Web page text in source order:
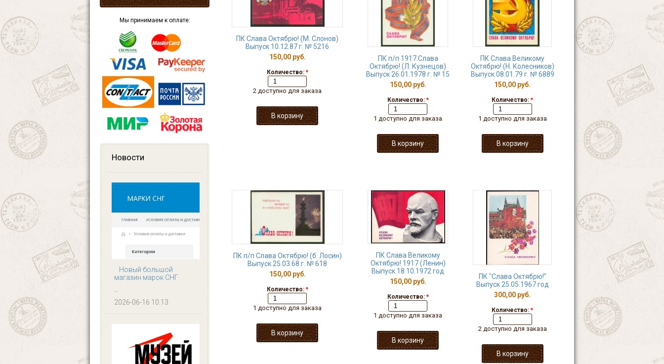
Мы принимаем к оплате:
Новости
Новый большой
магазин марок СНГ
...
2026-06-16 10:13
ПК Слава Октябрю! (М. Слонов)
Выпуск 10.12.87 г. № 5216
150,00 руб.
Количество: *
2 доступно для заказа
ПК п/п 1917.Слава
Октябрю! (Л. Кузнецов)
Выпуск 26.01.1978 г. № 15
150,00 руб.
Количество: *
1 доступно для заказа
ПК Слава Великому
Октябрю! (Н. Колесников)
Выпуск 08.01.79 г. № 6889
150,00 руб.
Количество: *
1 доступно для заказа
ПК п/п Слава Октябрю! (б. Лосин)
Выпуск 25.03.68 г. № 618
150,00 руб.
Количество: *
1 доступно для заказа
ПК Слава Великому
Октябрю! 1917 (Ленин)
Выпуск 18.10.1972 год
150,00 руб.
Количество: *
1 доступно для заказа
ПК "Слава Октябрю!"
Выпуск 25.05.1967 год
300,00 руб.
Количество: *
2 доступно для заказа